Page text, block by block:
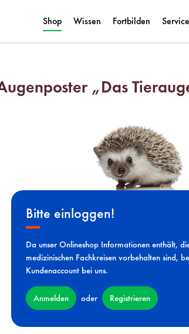
Shop Wissen Fortbilden Service
„Das
Bitte einloggen!
Da unser Onlineshop Informationen enthält,
medizinischen Fachkreisen vorbehalten sind,
Kundenaccount bei uns.
Anmelden oder Registrieren